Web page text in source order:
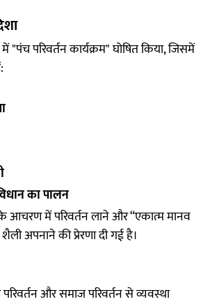
"पंच परिवर्तन कार्यक्रम" घोषित किया, जिसमें
का पालन
में परिवर्तन लाने और “एकात्म मानव
अपनाने की प्रेरणा दी गई है।
और समाज परिवर्तन से व्यवस्था